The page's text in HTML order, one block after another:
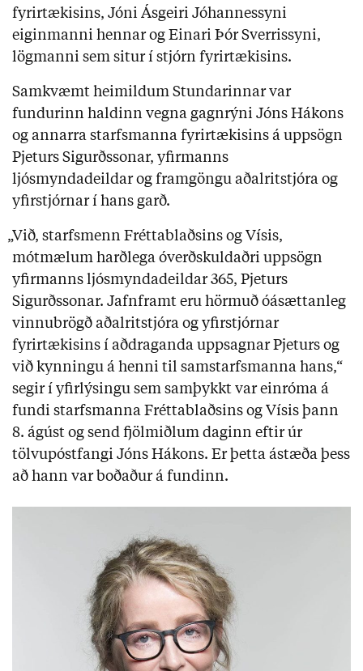
fyrirtækisins, Jóni Ásgeiri Jóhannessyni
eiginmanni hennar og Einari Þór Sverrissyni,
lögmanni sem situr í stjórn fyrirtækisins.
Samkvæmt heimildum Stundarinnar var
fundurinn haldinn vegna gagnrýni Jóns Hákons
og annarra starfsmanna fyrirtækisins á uppsögn
Pjeturs Sigurðssonar, yfirmanns
ljósmyndadeildar og framgöngu aðalritstjóra og
yfirstjórnar í hans garð.
„Við, starfsmenn Fréttablaðsins og Vísis,
mótmælum harðlega óverðskuldaðri uppsögn
yfirmanns ljósmyndadeildar 365, Pjeturs
Sigurðssonar. Jafnframt eru hörmuð óásættanleg
vinnubrögð aðalritstjóra og yfirstjórnar
fyrirtækisins í aðdraganda uppsagnar Pjeturs og
við kynningu á henni til samstarfsmanna hans,“
segir í yfirlýsingu sem samþykkt var einróma á
fundi starfsmanna Fréttablaðsins og Vísis þann
8. ágúst og send fjölmiðlum daginn eftir úr
tölvupóstfangi Jóns Hákons. Er þetta ástæða þess
að hann var boðaður á fundinn.